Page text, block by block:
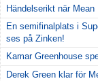
Händelserikt när
En semifinalplats i
ses på Zinken!
Kamar Greenhouse
Derek Green klar för